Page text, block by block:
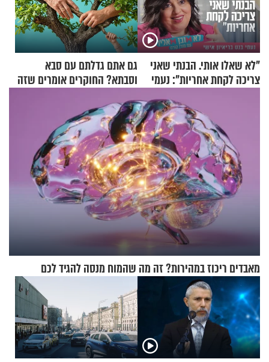
"לא שאלו אותי. הבנתי שאני
צריכה לקחת אחריות": נעמי
גם אתם גדלתם עם סבא
וסבתא? החוקרים אומרים שזה
מאבדים ריכוז במהירות? זה מה שהמוח מנסה להגיד לכם